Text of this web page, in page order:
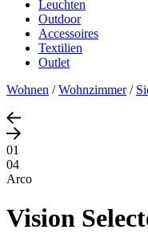
Leuchten
Outdoor
Accessoires
Textilien
Outlet
Wohnen /Wohnzimmer/
01
04
Arco
Vision